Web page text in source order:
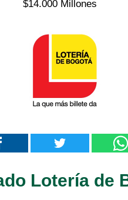
$14.000 Millones
Lotería de